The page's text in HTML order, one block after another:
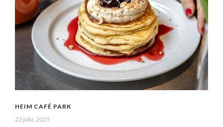
HEIM CAFÉ PARK
23 julio, 2025